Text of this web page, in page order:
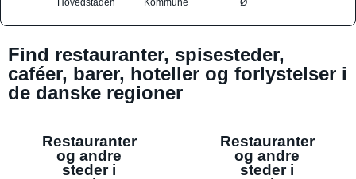
Find restauranter, spisesteder,
caféer, barer, hoteller og forlystelser i
de danske regioner
Restauranter
og andre
steder i
Restauranter
og andre
steder i